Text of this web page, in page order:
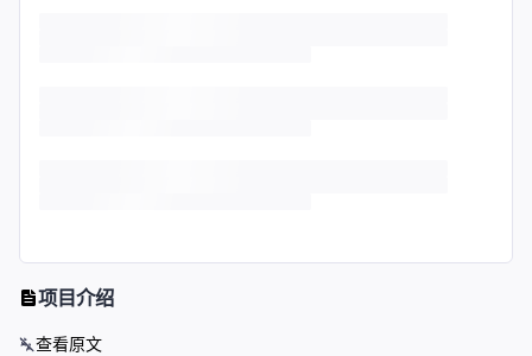
项目介绍
查看原文